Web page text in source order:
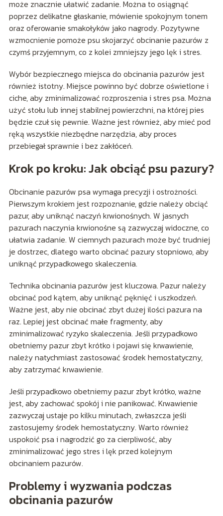
może znacznie ułatwić zadanie. Można to osiągnąć
poprzez delikatne głaskanie, mówienie spokojnym tonem
oraz oferowanie smakołyków jako nagrody. Pozytywne
wzmocnienie pomoże psu skojarzyć obcinanie pazurów z
czymś przyjemnym, co z kolei zmniejszy jego lęk i stres.
Wybór bezpiecznego miejsca do obcinania pazurów jest
również istotny. Miejsce powinno być dobrze oświetlone i
ciche, aby zminimalizować rozproszenia i stres psa. Można
użyć stołu lub innej stabilnej powierzchni, na której pies
będzie czuł się pewnie. Ważne jest również, aby mieć pod
ręką wszystkie niezbędne narzędzia, aby proces
przebiegał sprawnie i bez zakłóceń.
Krok po kroku: Jak obciąć psu pazury?
Obcinanie pazurów psa wymaga precyzji i ostrożności.
Pierwszym krokiem jest rozpoznanie, gdzie należy obciąć
pazur, aby uniknąć naczyń krwionośnych. W jasnych
pazurach naczynia krwionośne są zazwyczaj widoczne, co
ułatwia zadanie. W ciemnych pazurach może być trudniej
je dostrzec, dlatego warto obcinać pazury stopniowo, aby
uniknąć przypadkowego skaleczenia.
Technika obcinania pazurów jest kluczowa. Pazur należy
obcinać pod kątem, aby uniknąć pęknięć i uszkodzeń.
Ważne jest, aby nie obcinać zbyt dużej ilości pazura na
raz. Lepiej jest obcinać małe fragmenty, aby
zminimalizować ryzyko skaleczenia. Jeśli przypadkowo
obetniemy pazur zbyt krótko i pojawi się krwawienie,
należy natychmiast zastosować środek hemostatyczny,
aby zatrzymać krwawienie.
Jeśli przypadkowo obetniemy pazur zbyt krótko, ważne
jest, aby zachować spokój i nie panikować. Krwawienie
zazwyczaj ustaje po kilku minutach, zwłaszcza jeśli
zastosujemy środek hemostatyczny. Warto również
uspokoić psa i nagrodzić go za cierpliwość, aby
zminimalizować jego stres i lęk przed kolejnym
obcinaniem pazurów.
Problemy i wyzwania podczas
obcinania pazurów